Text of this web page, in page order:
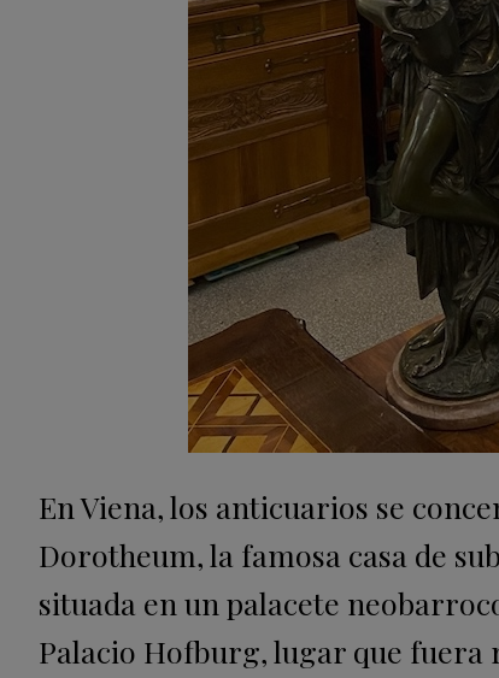
En Viena, los anticuarios se
Dorotheum, la famosa casa de
situada en un palacete
Palacio Hofburg, lugar que fuera